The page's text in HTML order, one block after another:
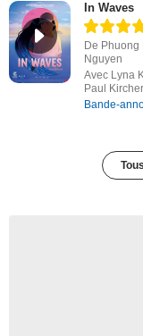
In Waves
De Phuong
Nguyen
Avec Lyna
Paul
Bande-